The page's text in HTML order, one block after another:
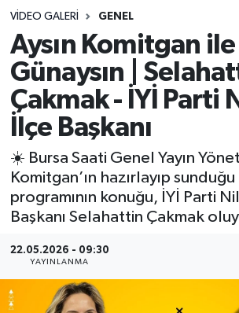
VIDEO GALERI GENEL
Aysın Komitgan ile
Günaysın |
Çakmak - İYİ Parti
İlçe Başkanı
☀️ Bursa Saati Genel Yayın
Komitgan’ın hazırlayıp sunduğu
programının konuğu, İYİ Parti
Başkanı Selahattin Çakmak
22.05.2026 - 09:30
YAYINLANMA
Spor
Teknoloji